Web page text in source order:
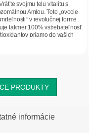
svojmu telu vitalitu s
Amlou. Toto „ovocie
v revolučnej forme
takmer 100% vstrebateľnosť
priamo do vašich
PRODUKTY
informácie